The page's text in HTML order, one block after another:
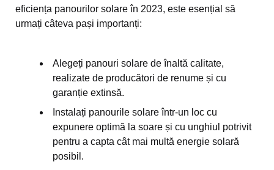
eficiența panourilor solare în 2023, este esențial să
urmați câteva pași importanți:
Alegeți panouri solare de înaltă calitate,
realizate de producători de renume și cu
garanție extinsă.
Instalați panourile solare într-un loc cu
expunere optimă la soare și cu unghiul potrivit
pentru a capta cât mai multă energie solară
posibil.